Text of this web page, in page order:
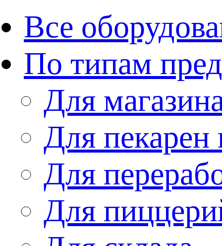
Все
По типам
Для
Для пекарен
Для
Для